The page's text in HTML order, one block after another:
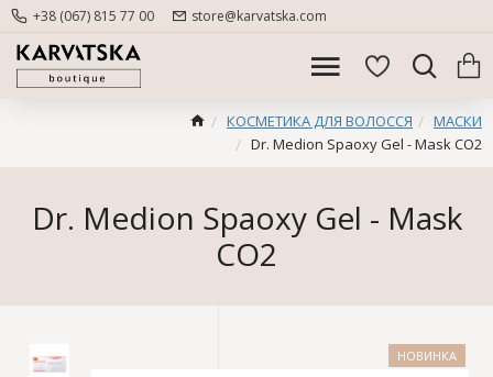
+38 (067) 815 77 00 store@karvatska.com
КОСМЕТИКА ДЛЯ ВОЛОССЯ
МАСКИ
Dr. Medion Spaoxy Gel - Mask CO2
Dr. Medion Spaoxy Gel - Mask
CO2
НОВИНКА